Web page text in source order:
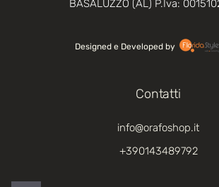
BASALUZZO (AL) P.Iva:
Contatti
info@orafoshop.it
+390143489792